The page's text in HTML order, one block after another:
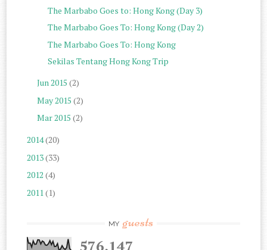
The Marbabo Goes to: Hong Kong (Day 3)
The Marbabo Goes To: Hong Kong (Day 2)
The Marbabo Goes To: Hong Kong
Sekilas Tentang Hong Kong Trip
Jun 2015 (2)
May 2015 (2)
Mar 2015 (2)
2014(20)
2013(33)
2012(4)
2011(1)
MY guests
576,147